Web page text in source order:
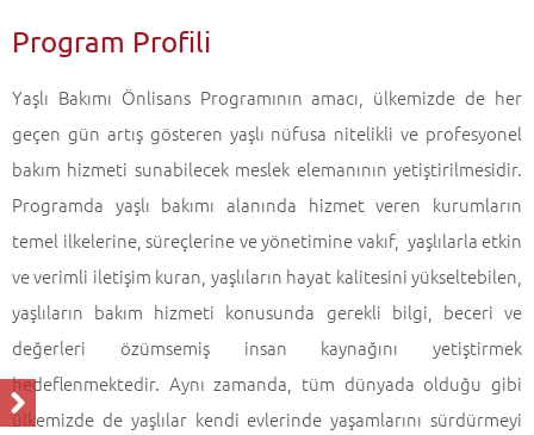
Program Profili
Yaşlı Bakımı Önlisans Programının amacı, ülkemizde de her
geçen gün artış gösteren yaşlı nüfusa nitelikli ve profesyonel
bakım hizmeti sunabilecek meslek elemanının yetiştirilmesidir.
Programda yaşlı bakımı alanında hizmet veren kurumların
temel ilkelerine, süreçlerine ve yönetimine vakıf, yaşlılarla etkin
ve verimli iletişim kuran, yaşlıların hayat kalitesini yükseltebilen,
yaşlıların bakım hizmeti konusunda gerekli bilgi, beceri ve
değerleri özümsemiş insan kaynağını yetiştirmek
hedeflenmektedir. Aynı zamanda, tüm dünyada olduğu gibi
ülkemizde de yaşlılar kendi evlerinde yaşamlarını sürdürmeyi